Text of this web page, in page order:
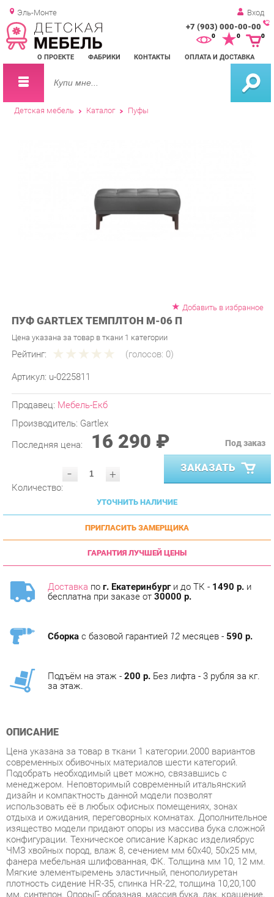
Эль-Монте Вход
+7 (903) 000-00-00
О ПРОЕКТЕ ФАБРИКИ КОНТАКТЫ ОПЛАТА И ДОСТАВКА
0 0
Детская мебель Каталог Пуфы
ПУФ GARTLEX ТЕМПЛТОН М-06 П
Цена указана за товар в ткани 1 категории
Рейтинг: (голосов:0)
u-0225811
Производитель:Gartlex
Последняя цена: 16 290 ₽
- ЗАКАЗАТЬ
УТОЧНИТЬ НАЛИЧИЕ
ПРИГЛАСИТЬ ЗАМЕРЩИКА
ГАРАНТИЯ ЛУЧШЕЙ ЦЕНЫ
Доставкапог. Екатеринбурги до ТК -1490 р.и
современных обивочных материалов шести категорий.
менеджером. Неповторимый современный итальянский
дизайн и компактность данной модели позволят
использовать её в любых офисных помещениях, зонах
отдыха и ожидания, переговорных комнатах. Дополнительное
изящество модели придают опоры из массива бука сложной
конфигурации. Техническое описание Каркас изделиябрус
ЧМЗ хвойных пород, влаж 8, сечением мм 60х40, 50х25 мм,
фанера мебельная шлифованная, ФК. Толщина мм 10, 12 мм.
Мягкие элементыремень эластичный, пенополиуретан
плотность сидение HR-35, спинка HR-22, толщина 10,20,100
мм, синтепон. ОпорыГ- образная, массив бука, лак, крашение.
Срок изготовления - 14 рабочих дней. Нат. кожа - 21 рабочий
день. Высота сиденья - 43 см, глубина сиденья - 57 см,
высота спинки 75 см.